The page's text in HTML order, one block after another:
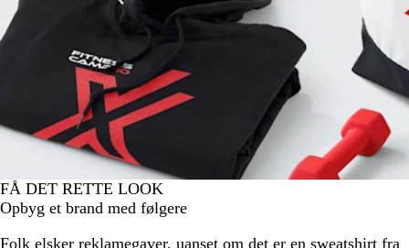
FÅ DET RETTE LOOK
Opbyg et brand med følgere
Folk elsker reklamegaver, uanset om det er en sweatshirt fra